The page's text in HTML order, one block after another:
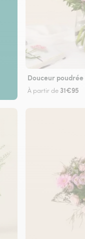
Douceur poudrée
À partir de 31€95